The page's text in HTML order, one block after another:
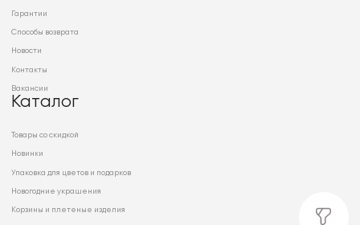
Гарантии
Способы возврата
Новости
Контакты
Вакансии
Каталог
Товары со скидкой
Новинки
Упаковка для цветов и подарков
Новогодние украшения
Корзины и плетеные изделия